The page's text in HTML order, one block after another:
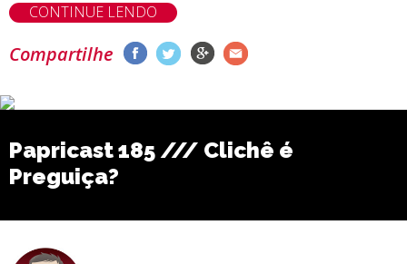
CONTINUE LENDO
Compartilhe
Papricast 185 /// Clichê é
Preguiça?